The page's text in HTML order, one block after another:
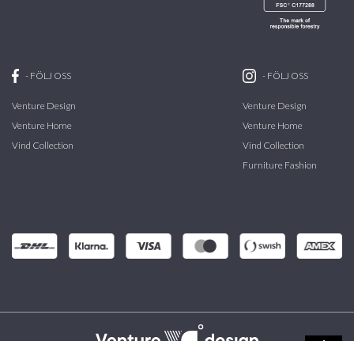
- FÖLJ OSS
Venture Design
Venture Home
Vind Collection
- FÖLJ OSS
Venture Design
Venture Home
Vind Collection
Furniture Fashion